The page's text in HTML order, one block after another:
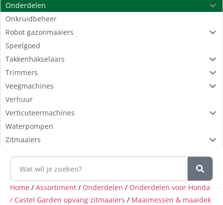
Onderdelen
Onkruidbeheer
Robot gazonmaaiers
Speelgoed
Takkenhakselaars
Trimmers
Veegmachines
Verhuur
Verticuteermachines
Waterpompen
Zitmaaiers
Home / Assortiment / Onderdelen / Onderdelen voor Honda
/ Castel Garden opvang zitmaaiers / Maaimessen & maaidek